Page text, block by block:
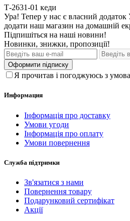
Т-2631-01 кеди
Ура! Тепер у нас є власний додаток
додати наш магазин на домашній
Підпишіться на наші новини!
Новинки, знижки, пропозиції!
Оформити підписку
Я прочитав і погоджуюсь з
Информация
Інформація про доставку
Умови угоди
Інформація про оплату
Умови повернення
Служба підтримки
Зв'язатися з нами
Повернення товару
Подарунковий сертифікат
Акції